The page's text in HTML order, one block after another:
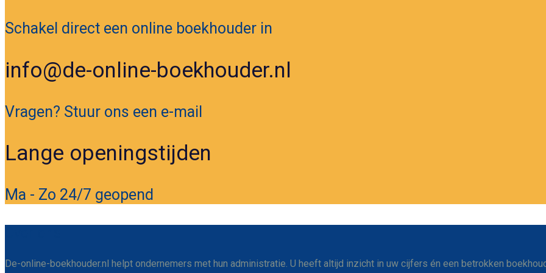
Schakel direct een online boekhouder in
info@de-online-boekhouder.nl
Vragen? Stuur ons een e-mail
Lange openingstijden
Ma - Zo 24/7 geopend
De-online-boekhouder.nl helpt ondernemers met hun administratie. U heeft altijd inzicht in uw cijfers én een betrokken